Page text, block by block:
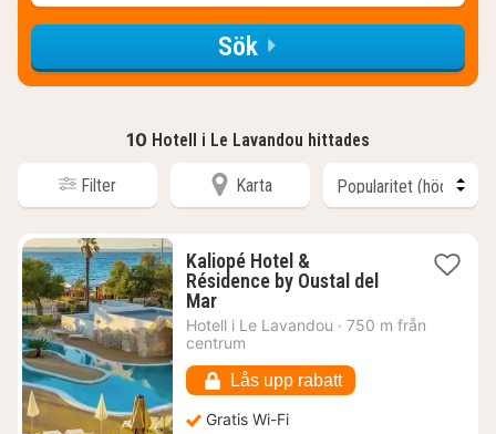
Sök
10 Hotell i Le Lavandou hittades
Filter Karta
Kaliopé Hotel &
Résidence by Oustal del
Mar1
natt
från
kr.
Hotell i Le Lavandou · 750 m från
centrum
Lås upp rabatt
Gratis Wi-Fi